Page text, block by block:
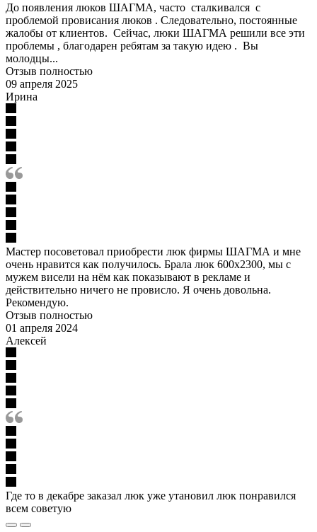
До появления люков ШАГМА, часто сталкивался с
проблемой провисания люков . Следовательно, постоянные
жалобы от клиентов. Сейчас, люки ШАГМА решили все эти
проблемы , благодарен ребятам за такую идею . Вы
молодцы...
Отзыв полностью
09 апреля 2025
Ирина
Мастер посоветовал приобрести люк фирмы ШАГМА и мне
очень нравится как получилось. Брала люк 600х2300, мы с
мужем висели на нём как показывают в рекламе и
действительно ничего не провисло. Я очень довольна.
Рекомендую.
Отзыв полностью
01 апреля 2024
Алексей
Где то в декабре заказал люк уже утановил люк понравился
всем советую